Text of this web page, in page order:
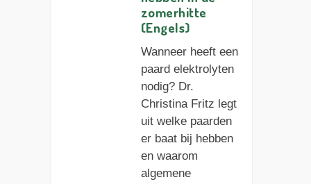
zomerhitte
(Engels)
Wanneer heeft een
paard elektrolyten
nodig? Dr.
Christina Fritz legt
uit welke paarden
er baat bij hebben
en waarom
algemene